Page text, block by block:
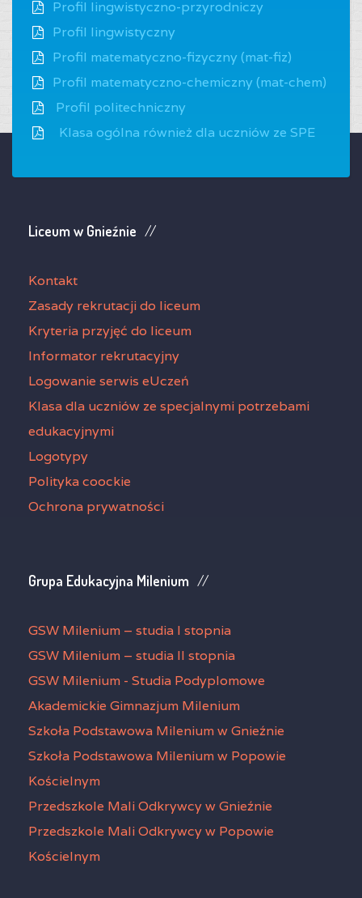
Profil lingwistyczno-przyrodniczy
Profil lingwistyczny
Profil matematyczno-fizyczny (mat-fiz)
Profil matematyczno-chemiczny (mat-chem)
Profil politechniczny
Klasa ogólna również dla uczniów ze SPE
Liceum w Gnieźnie
Kontakt
Zasady rekrutacji do liceum
Kryteria przyjęć do liceum
Informator rekrutacyjny
Logowanie serwis eUczeń
Klasa dla uczniów ze specjalnymi potrzebami
edukacyjnymi
Logotypy
Polityka coockie
Ochrona prywatności
Grupa Edukacyjna Milenium
GSW Milenium – studia I stopnia
GSW Milenium – studia II stopnia
GSW Milenium - Studia Podyplomowe
Akademickie Gimnazjum Milenium
Szkoła Podstawowa Milenium w Gnieźnie
Szkoła Podstawowa Milenium w Popowie
Kościelnym
Przedszkole Mali Odkrywcy w Gnieźnie
Przedszkole Mali Odkrywcy w Popowie
Kościelnym